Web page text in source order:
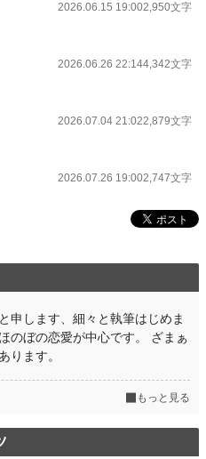
2026.06.15 19:002,950文字
2026.06.26 22:144,342文字
2026.07.04 21:022,879文字
2026.07.26 19:002,747文字
します、細々と執筆はじめま
のぼの恋愛が中心です。 ざまぁ
ります。
もっと見る